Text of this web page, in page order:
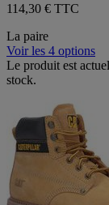
114,30 € TTC
La paire
Voir les 4 options
Le produit est
stock.